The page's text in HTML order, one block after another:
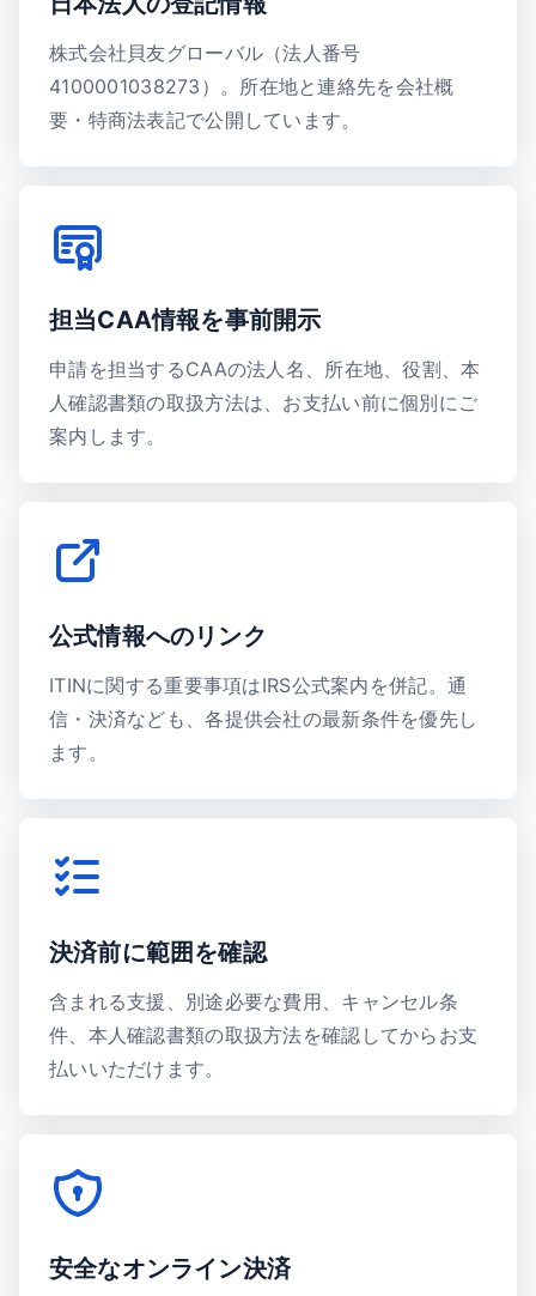
株式会社貝友グローバル（法人番号
4100001038273）。所在地と連絡先を会社概
要・特商法表記で公開しています。
担当CAA情報を事前開示
申請を担当するCAAの法人名、所在地、役割、本
人確認書類の取扱方法は、お支払い前に個別にご
案内します。
公式情報へのリンク
ITINに関する重要事項はIRS公式案内を併記。通
信・決済なども、各提供会社の最新条件を優先し
ます。
決済前に範囲を確認
含まれる支援、別途必要な費用、キャンセル条
件、本人確認書類の取扱方法を確認してからお支
払いいただけます。
安全なオンライン決済